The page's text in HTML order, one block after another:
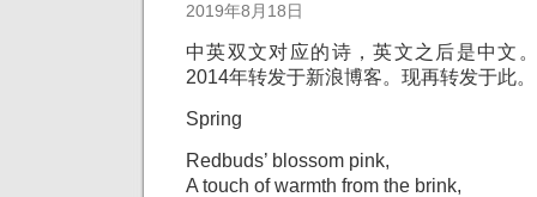
2019年8月18日
中英双文对应的诗，英文之后是中文
2014年转发于新浪博客。现再转发于此。
Spring
Redbuds’ blossom pink,
A touch of warmth from the brink,